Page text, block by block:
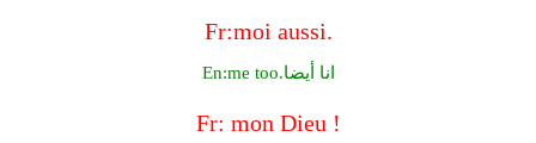
Fr:moi aussi.
En:me too.انا أيضا
Fr: mon Dieu !